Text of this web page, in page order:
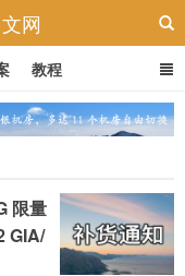
网
教程
限量
GIA/